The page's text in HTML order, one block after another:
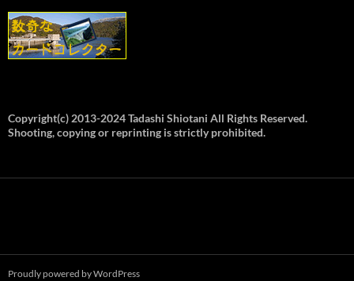
Copyright(c) 2013-2024 Tadashi Shiotani All Rights Reserved.
Shooting, copying or reprinting is strictly prohibited.
Proudly powered by WordPress